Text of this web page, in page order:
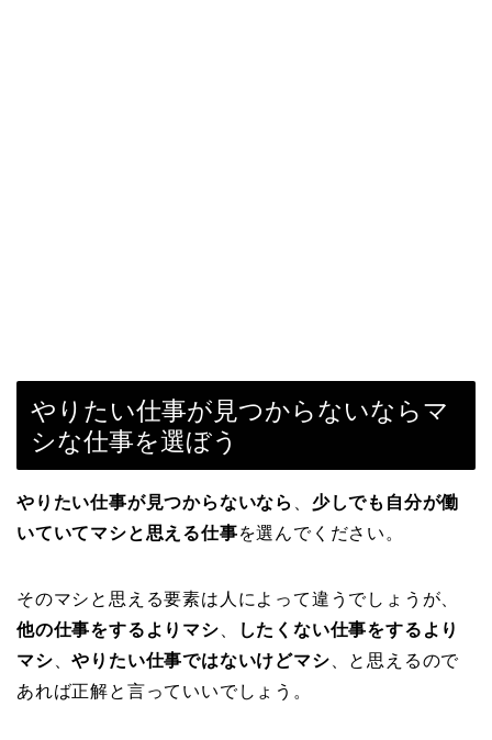
やりたい仕事が見つからないならマ
シな仕事を選ぼう
やりたい仕事が見つからないなら
少しでも自分が働
いていてマシと思える仕事を選んでください。
そのマシと思える要素は人によって違うでしょうが、
他の仕事をするよりマシ
したくない仕事をするより
マシ 、やりたい仕事ではないけどマシ 、と思えるので
あれば正解と言っていいでしょう。